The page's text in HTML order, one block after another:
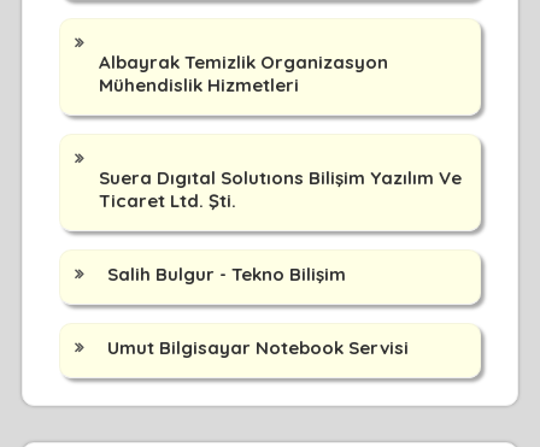
Albayrak Temizlik Organizasyon
Mühendislik Hizmetleri
Suera Dıgıtal Solutıons Bilişim Yazılım Ve
Ticaret Ltd. Şti.
Salih Bulgur - Tekno Bilişim
Umut Bilgisayar Notebook Servisi